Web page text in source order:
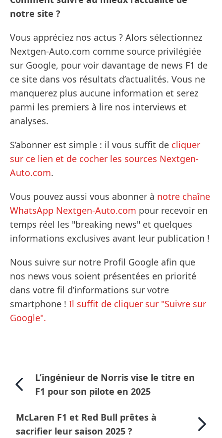
notre site ?
Vous appréciez nos actus ? Alors sélectionnez
Nextgen-Auto.com comme source privilégiée
sur Google, pour voir davantage de news F1 de
ce site dans vos résultats d’actualités. Vous ne
manquerez plus aucune information et serez
parmi les premiers à lire nos interviews et
analyses.
S’abonner est simple : il vous suffit de cliquer
sur ce lien et de cocher les sources Nextgen-
Auto.com.
Vous pouvez aussi vous abonner à notre chaîne
WhatsApp Nextgen-Auto.com pour recevoir en
temps réel les "breaking news" et quelques
informations exclusives avant leur publication !
Nous suivre sur notre Profil Google afin que
nos news vous soient présentées en priorité
dans votre fil d’informations sur votre
smartphone ! Il suffit de cliquer sur "Suivre sur
Google".
L’ingénieur de Norris vise le titre en
F1 pour son pilote en 2025
McLaren F1 et Red Bull prêtes à
sacrifier leur saison 2025 ?